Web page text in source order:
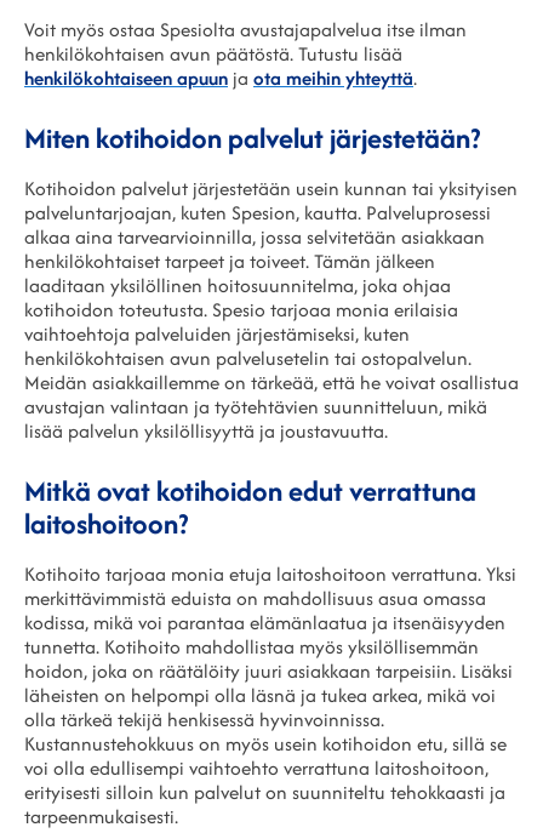
Voit myös ostaa Spesiolta avustajapalvelua itse ilman
henkilökohtaisen avun päätöstä. Tutustu lisää
henkilökohtaiseen apuun ja ota meihin yhteyttä.
Miten kotihoidon palvelut järjestetään?
Kotihoidon palvelut järjestetään usein kunnan tai yksityisen
palveluntarjoajan, kuten Spesion, kautta. Palveluprosessi
alkaa aina tarvearvioinnilla, jossa selvitetään asiakkaan
henkilökohtaiset tarpeet ja toiveet. Tämän jälkeen
laaditaan yksilöllinen hoitosuunnitelma, joka ohjaa
kotihoidon toteutusta. Spesio tarjoaa monia erilaisia
vaihtoehtoja palveluiden järjestämiseksi, kuten
henkilökohtaisen avun palvelusetelin tai ostopalvelun.
Meidän asiakkaillemme on tärkeää, että he voivat osallistua
avustajan valintaan ja työtehtävien suunnitteluun, mikä
lisää palvelun yksilöllisyyttä ja joustavuutta.
Mitkä ovat kotihoidon edut verrattuna
laitoshoitoon?
Kotihoito tarjoaa monia etuja laitoshoitoon verrattuna. Yksi
merkittävimmistä eduista on mahdollisuus asua omassa
kodissa, mikä voi parantaa elämänlaatua ja itsenäisyyden
tunnetta. Kotihoito mahdollistaa myös yksilöllisemmän
hoidon, joka on räätälöity juuri asiakkaan tarpeisiin. Lisäksi
läheisten on helpompi olla läsnä ja tukea arkea, mikä voi
olla tärkeä tekijä henkisessä hyvinvoinnissa.
Kustannustehokkuus on myös usein kotihoidon etu, sillä se
voi olla edullisempi vaihtoehto verrattuna laitoshoitoon,
erityisesti silloin kun palvelut on suunniteltu tehokkaasti ja
tarpeenmukaisesti.